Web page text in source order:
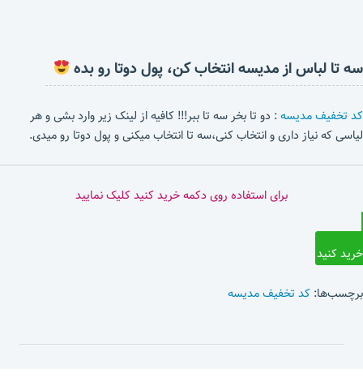
سه تا لباس از مدیسه انتخاب کن، پول دوتا رو بده
کد تخفیف مدیسه: دو تا بخر سه تا ببر!!! کافیه از لینک زیر وارد بشی و هر
لیاسی که نیاز داری و انتخاب کنی،سه تا انتخاب میکنی و پول دوتا رو میدی.
برای استفاده روی دکمه خرید کنید کلیک نمایید
خرید کنید
برچسب‌ها: کد تخفیف مدیسه